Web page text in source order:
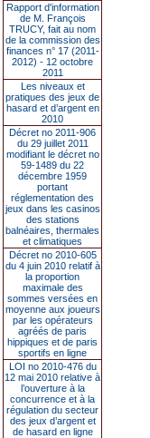
Rapport d'information
de M. François
TRUCY, fait au nom
de la commission des
finances n° 17 (2011-
2012) - 12 octobre
2011
Les niveaux et
pratiques des jeux de
hasard et d’argent en
2010
Décret no 2011-906
du 29 juillet 2011
modifiant le décret no
59-1489 du 22
décembre 1959
portant
réglementation des
jeux dans les casinos
des stations
balnéaires, thermales
et climatiques
Décret no 2010-605
du 4 juin 2010 relatif à
la proportion
maximale des
sommes versées en
moyenne aux joueurs
par les opérateurs
agréés de paris
hippiques et de paris
sportifs en ligne
LOI no 2010-476 du
12 mai 2010 relative à
l’ouverture à la
concurrence et à la
régulation du secteur
des jeux d’argent et
de hasard en ligne